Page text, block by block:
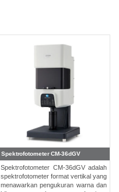
Spektrofotometer CM-36dGV
Spektrofotometer CM-36dGV adalah
spektrofotometer format vertikal yang
menawarkan pengukuran warna dan